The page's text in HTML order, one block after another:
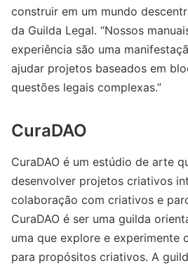
construir em um mundo
da Guilda Legal. “Nossos
experiência são uma
ajudar projetos baseados em
questões legais complexas.”
CuraDAO
CuraDAO é um estúdio de arte
desenvolver projetos criativos
colaboração com criativos e
CuraDAO é ser uma guilda
uma que explore e experimente
para propósitos criativos. A